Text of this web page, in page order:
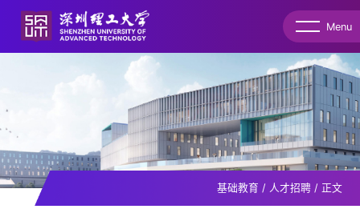
Menu
基础教育 / 人才招聘/ 正文